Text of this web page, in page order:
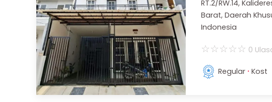
RT.2/RW.14,
Barat, Daerah
Indonesia
☆☆☆☆☆ 0
Regular · Kost